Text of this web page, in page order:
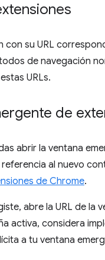
su URL
de navegación
URLs.
de
abrir la ventana
al nuevo
de Chrome.
abre la URL de la
activa, considera
a tu ventana